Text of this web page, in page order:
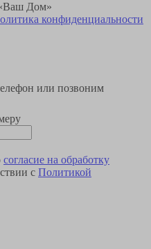
Дом»
конфиденциальности
или позвоним
согласие на обработку
с Политикой